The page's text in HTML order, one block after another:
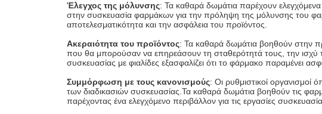
Έλεγχος της μόλυνσης: Τα καθαρά δωμάτια παρέχουν
στην συσκευασία φαρμάκων για την πρόληψη της μόλυνσης του
αποτελεσματικότητα και την ασφάλεια του προϊόντος.
Ακεραιότητα του προϊόντος: Τα καθαρά δωμάτια βοηθούν στην
που θα μπορούσαν να επηρεάσουν τη σταθερότητά τους, την ισχύ
συσκευασίας με φιαλίδες εξασφαλίζει ότι το φάρμακο παραμένει
Συμμόρφωση με τους κανονισμούς: Οι ρυθμιστικοί
των διαδικασιών συσκευασίας.Τα καθαρά δωμάτια βοηθούν τις
παρέχοντας ένα ελεγχόμενο περιβάλλον για τις εργασίες